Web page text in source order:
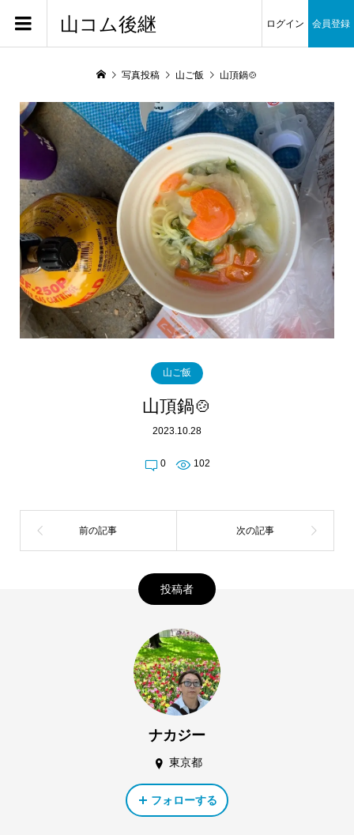
山コム後継 ログイン 会員登録
写真投稿 山ご飯 山頂鍋🍲
山ご飯
山頂鍋🍲
2023.10.28
0 102
投稿者
ナカジー
東京都
フォローする